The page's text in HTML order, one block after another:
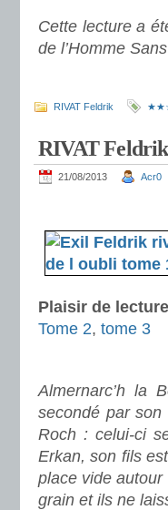
Cette lecture a
de l’Homme
RIVAT Feldrik
RIVAT Feldrik
21/08/2013 Acr0
Plaisir de lecture
Tome 2, tome 3
Almernarc’h la
secondé par son
Roch : celui-ci
Erkan, son fils
place vide autour
grain et ils ne